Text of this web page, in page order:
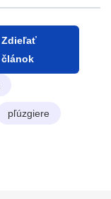
Zdieľať
článok
pľúzgiere